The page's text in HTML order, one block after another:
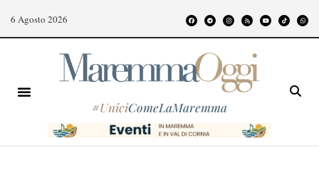
6 Agosto 2026
#UniciComeLaMaremma